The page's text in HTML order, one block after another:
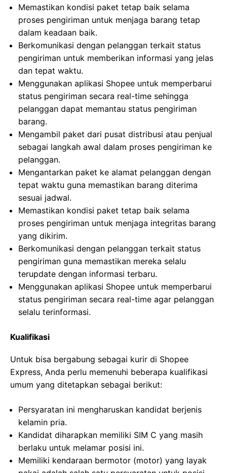
Memastikan kondisi paket tetap baik selama
proses pengiriman untuk menjaga barang tetap
dalam keadaan baik.
Berkomunikasi dengan pelanggan terkait status
pengiriman untuk memberikan informasi yang jelas
dan tepat waktu.
Menggunakan aplikasi Shopee untuk memperbarui
status pengiriman secara real-time sehingga
pelanggan dapat memantau status pengiriman
barang.
Mengambil paket dari pusat distribusi atau penjual
sebagai langkah awal dalam proses pengiriman ke
pelanggan.
Mengantarkan paket ke alamat pelanggan dengan
tepat waktu guna memastikan barang diterima
sesuai jadwal.
Memastikan kondisi paket tetap baik selama
proses pengiriman untuk menjaga integritas barang
yang dikirim.
Berkomunikasi dengan pelanggan terkait status
pengiriman guna memastikan mereka selalu
terupdate dengan informasi terbaru.
Menggunakan aplikasi Shopee untuk memperbarui
status pengiriman secara real-time agar pelanggan
selalu terinformasi.
Kualifikasi
Untuk bisa bergabung sebagai kurir di Shopee
Express, Anda perlu memenuhi beberapa kualifikasi
umum yang ditetapkan sebagai berikut:
Persyaratan ini mengharuskan kandidat berjenis
kelamin pria.
Kandidat diharapkan memiliki SIM C yang masih
berlaku untuk melamar posisi ini.
Memiliki kendaraan bermotor (motor) yang layak